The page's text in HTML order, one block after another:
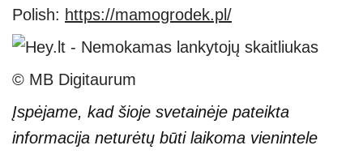
Polish: https://mamogrodek.pl/
© MB Digitaurum
Įspėjame, kad šioje svetainėje pateikta
informacija neturėtų būti laikoma vienintele